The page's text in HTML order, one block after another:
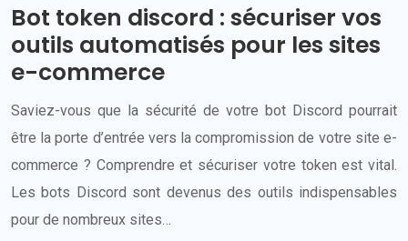
Bot token discord : sécuriser vos
outils automatisés pour les sites
e-commerce
Saviez-vous que la sécurité de votre bot Discord pourrait
être la porte d’entrée vers la compromission de votre site e-
commerce ? Comprendre et sécuriser votre token est vital.
Les bots Discord sont devenus des outils indispensables
pour de nombreux sites…